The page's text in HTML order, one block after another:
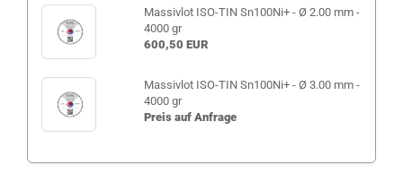
Massivlot ISO-TIN Sn100Ni+ - Ø 2.00 mm -
4000 gr
600,50 EUR
Massivlot ISO-TIN Sn100Ni+ - Ø 3.00 mm -
4000 gr
Preis auf Anfrage